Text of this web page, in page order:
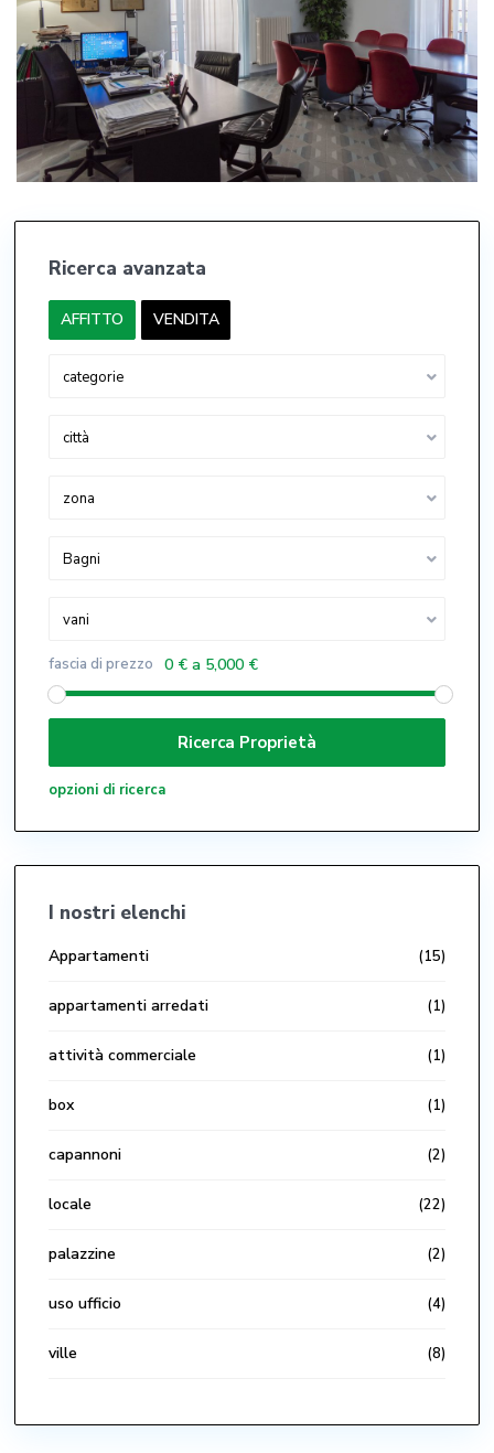
Ricerca avanzata
AFFITTO VENDITA
categorie
città
zona
Bagni
vani
fascia di prezzo 0 € a 5,000 €
opzioni di ricerca
I nostri elenchi
Appartamenti (15)
appartamenti arredati (1)
attività commerciale (1)
box (1)
capannoni (2)
locale (22)
palazzine (2)
uso ufficio (4)
ville (8)